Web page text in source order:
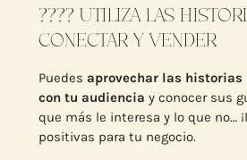
???? UTILIZA LAS
CONECTAR Y VENDER
Puedes aprovechar las historias
con tu audiencia y conocer sus
que más le interesa y lo que no…
positivas para tu negocio.